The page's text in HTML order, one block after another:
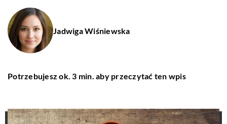
Jadwiga Wiśniewska
Potrzebujesz ok. 3 min. aby przeczytać ten wpis